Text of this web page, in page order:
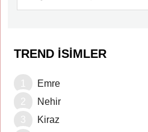
TREND İSIMLER
Emre
Nehir
Kiraz